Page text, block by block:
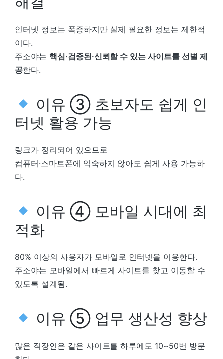
인터넷 정보는 폭증하지만 실제 필요한 정보는 제한적
이다.
주소야는 핵심·검증된·신뢰할 수 있는 사이트를 선별 제
공한다.
이유 ③ 초보자도 쉽게 인
터넷 활용 가능
링크가 정리되어 있으므로
컴퓨터·스마트폰에 익숙하지 않아도 쉽게 사용 가능하
다.
이유 ④ 모바일 시대에 최
적화
80% 이상의 사용자가 모바일로 인터넷을 이용한다.
주소야는 모바일에서 빠르게 사이트를 찾고 이동할 수
있도록 설계됨.
이유 ⑤ 업무 생산성 향상
많은 직장인은 같은 사이트를 하루에도 10~50번 방문